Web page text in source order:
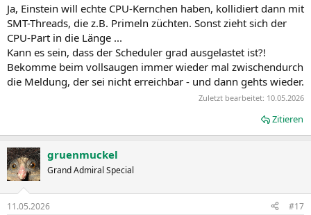
Ja, Einstein will echte CPU-Kernchen haben, kollidiert dann mit
SMT-Threads, die z.B. Primeln züchten. Sonst zieht sich der
CPU-Part in die Länge ...
Kann es sein, dass der Scheduler grad ausgelastet ist?!
Bekomme beim vollsaugen immer wieder mal zwischendurch
die Meldung, der sei nicht erreichbar - und dann gehts wieder.
Zuletzt bearbeitet: 10.05.2026
Zitieren
gruenmuckel
Grand Admiral Special
11.05.2026 #17